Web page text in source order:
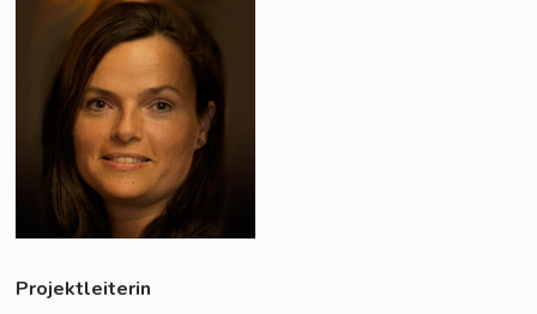
Pro­jekt­lei­te­rin